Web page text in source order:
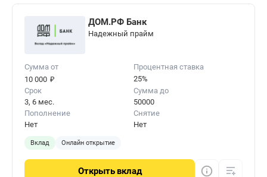
ДОМ.РФ Банк
Надежный прайм
Сумма от
10 000 ₽
Процентная ставка
25%
Срок
3, 6 мес.
Сумма до
50000
Пополнение
Нет
Снятие
Нет
Вклад Онлайн открытие
Открыть вклад